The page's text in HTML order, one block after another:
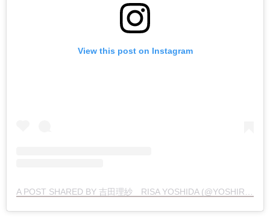
View this post on Instagram
A POST SHARED BY 吉田理紗 RISA YOSHIDA (@YOSHIRISAA)